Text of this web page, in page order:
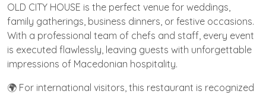
OLD CITY HOUSE is the perfect venue for weddings,
family gatherings, business dinners, or festive occasions.
With a professional team of chefs and staff, every event
is executed flawlessly, leaving guests with unforgettable
impressions of Macedonian hospitality.
🌍 For international visitors, this restaurant is recognized